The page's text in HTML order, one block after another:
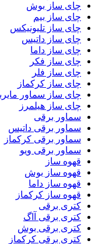
چای ساز بوش
چای ساز بیم
چای ساز تلیونیکس
چای ساز داتیس
چای ساز داما
چای ساز فکر
چای ساز فلر
چای ساز کرکماز
چای ساز سماور
چای ساز هیلمرز
سماور برقی
سماور برقی داتیس
سماور برقی کرکماز
سماور برقی ویو
قهوه ساز
قهوه ساز بوش
قهوه ساز داما
قهوه ساز کرکماز
کتری برقی
کتری برقی آاگ
کتری برقی بوش
کتری برقی کرکماز